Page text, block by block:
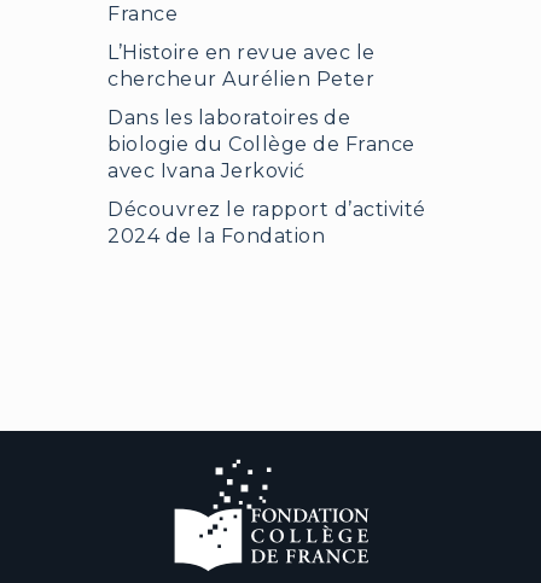
France
L’Histoire en revue avec le
chercheur Aurélien Peter
Dans les laboratoires de
biologie du Collège de France
avec Ivana Jerković
Découvrez le rapport d’activité
2024 de la Fondation